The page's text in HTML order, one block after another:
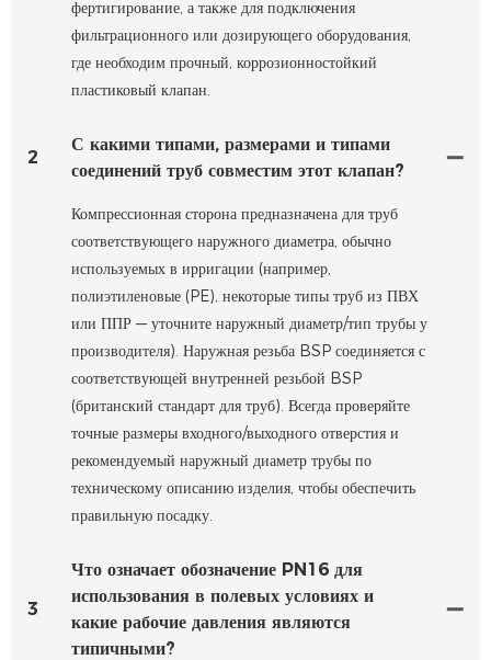
фертигирование, а также для подключения
фильтрационного или дозирующего оборудования,
где необходим прочный, коррозионностойкий
пластиковый клапан.
2
С какими типами, размерами и типами
соединений труб совместим этот клапан?
Компрессионная сторона предназначена для труб
соответствующего наружного диаметра, обычно
используемых в ирригации (например,
полиэтиленовые (PE), некоторые типы труб из ПВХ
или ППР — уточните наружный диаметр/тип трубы у
производителя). Наружная резьба BSP соединяется с
соответствующей внутренней резьбой BSP
(британский стандарт для труб). Всегда проверяйте
точные размеры входного/выходного отверстия и
рекомендуемый наружный диаметр трубы по
техническому описанию изделия, чтобы обеспечить
правильную посадку.
3
Что означает обозначение PN16 для
использования в полевых условиях и
какие рабочие давления являются
типичными?